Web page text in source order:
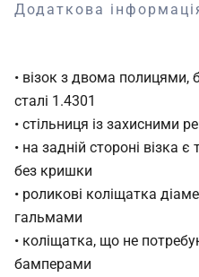
Додаткова
• візок з двома полицями,
сталі 1.4301
• стільниця із захисними
• на задній стороні візка
без кришки
• роликові коліщатка
гальмами
• коліщатка, що не
бамперами